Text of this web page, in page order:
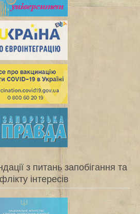
з питань запобігання та
інтересів